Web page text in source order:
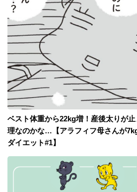
ベスト体重から22kg増！産後太りが
理なのかな…【アラフィフ母さんが
ダイエット#1】